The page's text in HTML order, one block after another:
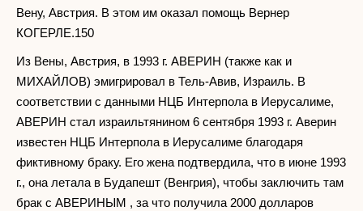
Вену, Австрия. В этом им оказал помощь Вернер
КОГЕРЛЕ.150
Из Вены, Австрия, в 1993 г. АВЕРИН (также как и
МИХАЙЛОВ) эмигрировал в Тель-Авив, Израиль. В
соответствии с данными НЦБ Интерпола в Иерусалиме,
АВЕРИН стал израильтянином 6 сентября 1993 г. Аверин
известен НЦБ Интерпола в Иерусалиме благодаря
фиктивному браку. Его жена подтвердила, что в июне 1993
г., она летала в Будапешт (Венгрия), чтобы заключить там
брак с АВЕРИНЫМ , за что получила 2000 долларов